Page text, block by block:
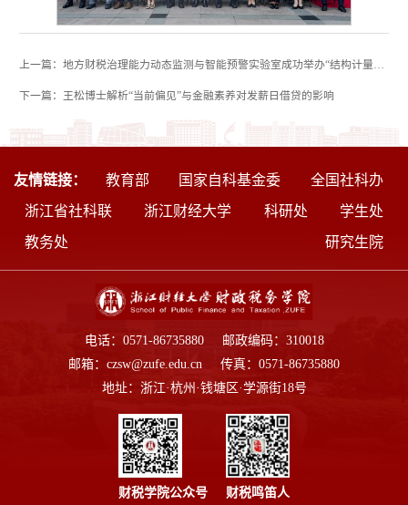
上一篇：地方财税治理能力动态监测与智能预警实验室成功举办“结构计量经济学：模型与应用”研修课程
下一篇：王松博士解析“当前偏见”与金融素养对发薪日借贷的影响
友情链接： 教育部 国家自科基金委
全国社科办
浙江省社科联
浙江财经大学 科研处
学生处
教务处
研究生院
电话：0571-86735880 邮政编码：310018
邮箱：czsw@zufe.edu.cn 传真：0571-86735880
地址：浙江·杭州·钱塘区·学源街18号
财税学院公众号 财税鸣笛人